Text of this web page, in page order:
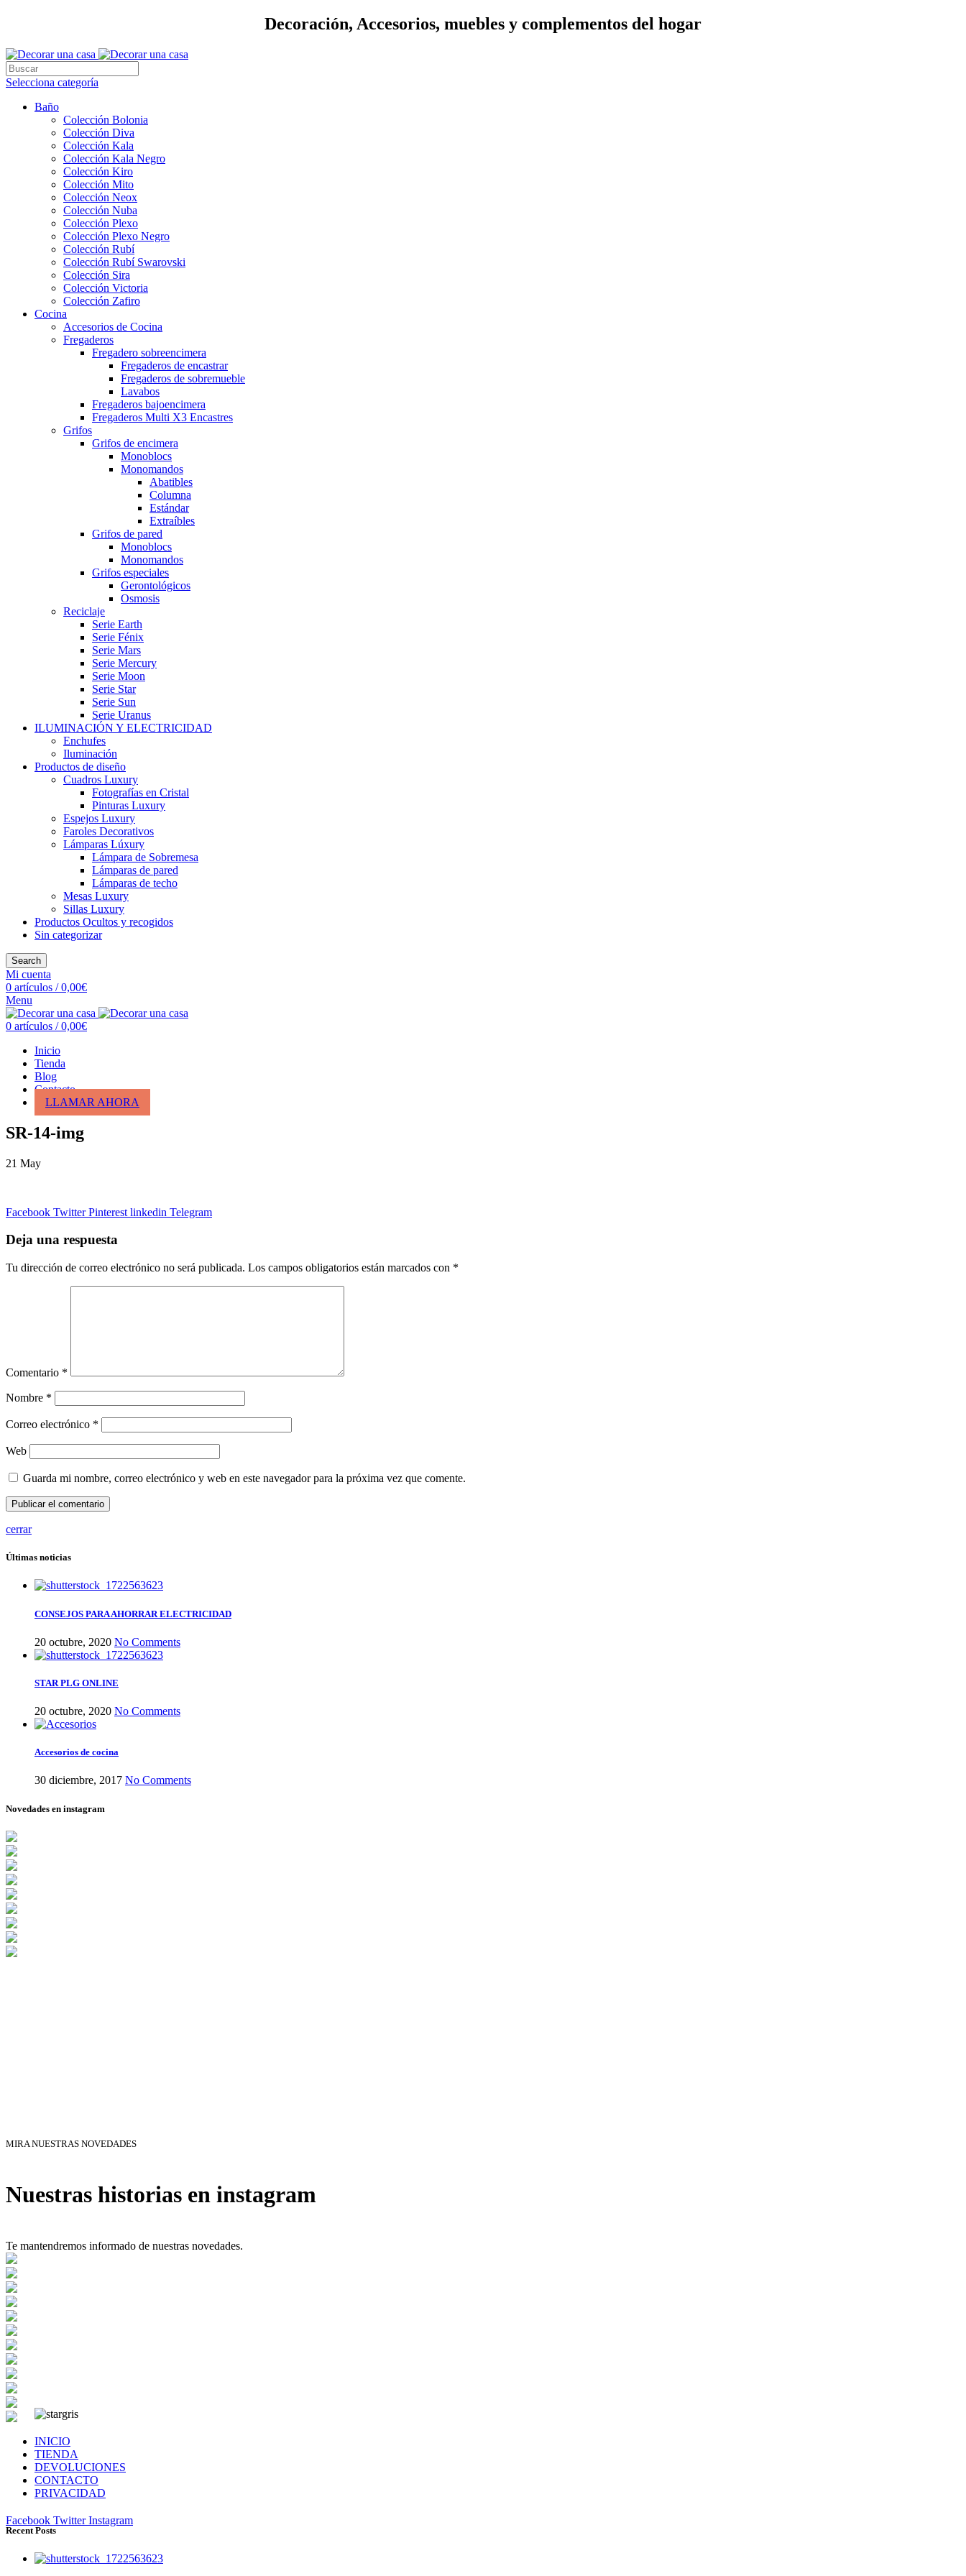
Decoración, Accesorios, muebles y complementos del hogar
Selecciona categoría
Baño
Colección Bolonia
Colección Diva
Colección Kala
Colección Kala Negro
Colección Kiro
Colección Mito
Colección Neox
Colección Nuba
Colección Plexo
Colección Plexo Negro
Colección Rubí
Colección Rubí Swarovski
Colección Sira
Colección Victoria
Colección Zafiro
Cocina
Accesorios de Cocina
Fregaderos
Fregadero sobreencimera
Fregaderos de encastrar
Fregaderos de sobremueble
Lavabos
Fregaderos bajoencimera
Fregaderos Multi X3 Encastres
Grifos
Grifos de encimera
Monoblocs
Monomandos
Abatibles
Columna
Estándar
Extraíbles
Grifos de pared
Monoblocs
Monomandos
Grifos especiales
Gerontológicos
Osmosis
Reciclaje
Serie Earth
Serie Fénix
Serie Mars
Serie Mercury
Serie Moon
Serie Star
Serie Sun
Serie Uranus
ILUMINACIÓN Y ELECTRICIDAD
Enchufes
Iluminación
Productos de diseño
Cuadros Luxury
Fotografías en Cristal
Pinturas Luxury
Espejos Luxury
Faroles Decorativos
Lámparas Lúxury
Lámpara de Sobremesa
Lámparas de pared
Lámparas de techo
Mesas Luxury
Sillas Luxury
Productos Ocultos y recogidos
Sin categorizar
Search
Mi cuenta
0 artículos / 0,00€
Menu
0 artículos / 0,00€
Inicio
Tienda
Blog
Contacto
LLAMAR AHORA
SR-14-img
21 May
Facebook Twitter Pinterest linkedin Telegram
Deja una respuesta
Tu dirección de correo electrónico no será publicada. Los campos obligatorios están marcados con *
Comentario *
Nombre *
Correo electrónico *
Web
Guarda mi nombre, correo electrónico y web en este navegador para la próxima vez que comente.
cerrar
Últimas noticias
CONSEJOS PARA AHORRAR ELECTRICIDAD
20 octubre, 2020 No Comments
STAR PLG ONLINE
20 octubre, 2020 No Comments
Accesorios de cocina
30 diciembre, 2017 No Comments
Novedades en instagram
MIRA NUESTRAS NOVEDADES
Nuestras historias en instagram
Te mantendremos informado de nuestras novedades.
INICIO
TIENDA
DEVOLUCIONES
CONTACTO
PRIVACIDAD
Facebook Twitter Instagram
Recent Posts